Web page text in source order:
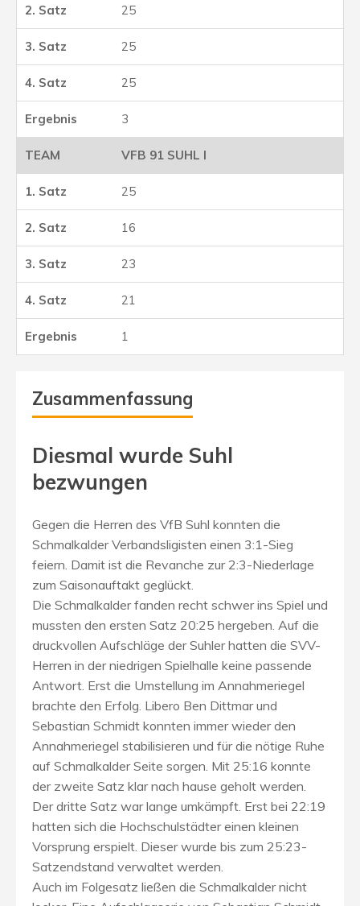
25
25
25
3
VFB 91 SUHL I
25
16
23
21
1
Zusammenfassung
Diesmal wurde Suhl
bezwungen
Gegen die Herren des VfB Suhl konnten die
Schmalkalder Verbandsligisten einen 3:1-Sieg
feiern. Damit ist die Revanche zur 2:3-Niederlage
zum Saisonauftakt geglückt.
Die Schmalkalder fanden recht schwer ins Spiel und
mussten den ersten Satz 20:25 hergeben. Auf die
druckvollen Aufschläge der Suhler hatten die SVV-
Herren in der niedrigen Spielhalle keine passende
Antwort. Erst die Umstellung im Annahmeriegel
brachte den Erfolg. Libero Ben Dittmar und
Sebastian Schmidt konnten immer wieder den
Annahmeriegel stabilisieren und für die nötige Ruhe
auf Schmalkalder Seite sorgen. Mit 25:16 konnte
der zweite Satz klar nach hause geholt werden.
Der dritte Satz war lange umkämpft. Erst bei 22:19
hatten sich die Hochschulstädter einen kleinen
Vorsprung erspielt. Dieser wurde bis zum 25:23-
Satzendstand verwaltet werden.
Auch im Folgesatz ließen die Schmalkalder nicht